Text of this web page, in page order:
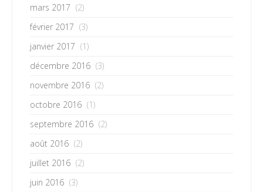
mars 2017 (2)
février 2017 (3)
janvier 2017 (1)
décembre 2016 (3)
novembre 2016 (2)
octobre 2016 (1)
septembre 2016 (2)
août 2016 (2)
juillet 2016 (2)
juin 2016 (3)